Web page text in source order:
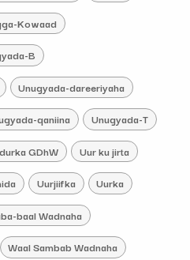
Kowaad
B
Unugyada-dareeriyaha
qaniina Unugyada-T
GDhW Uur ku jirta
Uurjiifka Uurka
baal Wadnaha
Waal Sambab Wadnaha